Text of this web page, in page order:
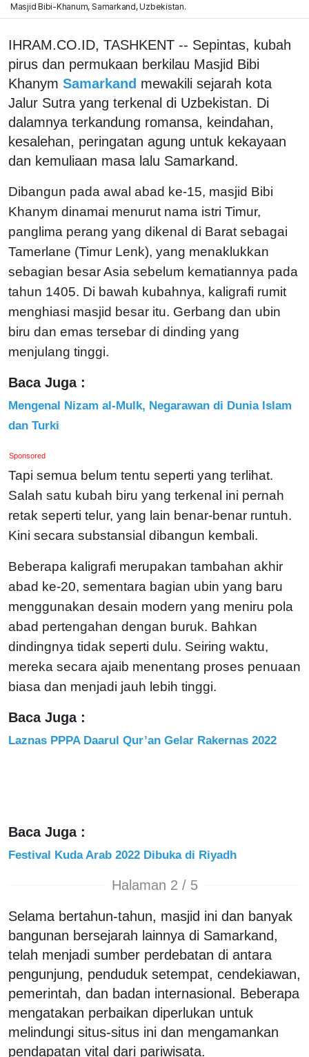
Masjid Bibi-Khanum, Samarkand, Uzbekistan.
IHRAM.CO.ID, TASHKENT -- Sepintas, kubah
pirus dan permukaan berkilau Masjid Bibi
Khanym Samarkand mewakili sejarah kota
Jalur Sutra yang terkenal di Uzbekistan. Di
dalamnya terkandung romansa, keindahan,
kesalehan, peringatan agung untuk kekayaan
dan kemuliaan masa lalu Samarkand.
Dibangun pada awal abad ke-15, masjid Bibi
Khanym dinamai menurut nama istri Timur,
panglima perang yang dikenal di Barat sebagai
Tamerlane (Timur Lenk), yang menaklukkan
sebagian besar Asia sebelum kematiannya pada
tahun 1405. Di bawah kubahnya, kaligrafi rumit
menghiasi masjid besar itu. Gerbang dan ubin
biru dan emas tersebar di dinding yang
menjulang tinggi.
Baca Juga :
Mengenal Nizam al-Mulk, Negarawan di Dunia Islam
dan Turki
Sponsored
Tapi semua belum tentu seperti yang terlihat.
Salah satu kubah biru yang terkenal ini pernah
retak seperti telur, yang lain benar-benar runtuh.
Kini secara substansial dibangun kembali.
Beberapa kaligrafi merupakan tambahan akhir
abad ke-20, sementara bagian ubin yang baru
menggunakan desain modern yang meniru pola
abad pertengahan dengan buruk. Bahkan
dindingnya tidak seperti dulu. Seiring waktu,
mereka secara ajaib menentang proses penuaan
biasa dan menjadi jauh lebih tinggi.
Baca Juga :
Laznas PPPA Daarul Qur’an Gelar Rakernas 2022
Baca Juga :
Festival Kuda Arab 2022 Dibuka di Riyadh
Halaman 2 / 5
Selama bertahun-tahun, masjid ini dan banyak
bangunan bersejarah lainnya di Samarkand,
telah menjadi sumber perdebatan di antara
pengunjung, penduduk setempat, cendekiawan,
pemerintah, dan badan internasional. Beberapa
mengatakan perbaikan diperlukan untuk
melindungi situs-situs ini dan mengamankan
pendapatan vital dari pariwisata.